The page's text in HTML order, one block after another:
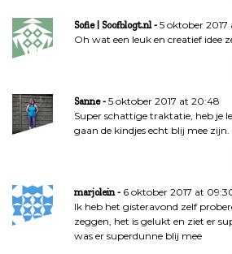
Sofie | Soofblogt.nl
5 oktober 2017
Oh wat een leuk en creatief idee
Sanne
5 oktober 2017 at 20:48
Super schattige traktatie, heb je
gaan de kindjes echt blij mee zijn.
marjolein
6 oktober 2017 at
Ik heb het gisteravond zelf
zeggen, het is gelukt en ziet er
was er superdunne blij mee